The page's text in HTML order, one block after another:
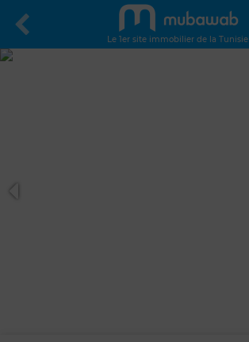
Le 1er site immobilier de la Tunisie